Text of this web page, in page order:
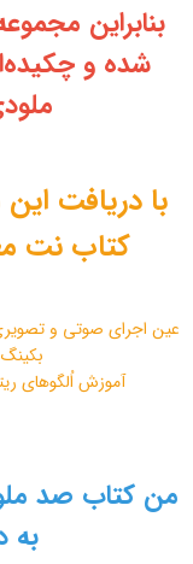
بنابراین
شده و
با دریافت
کتاب نت
عین اجرای صوتی و
آموزش اُلگوهای
به